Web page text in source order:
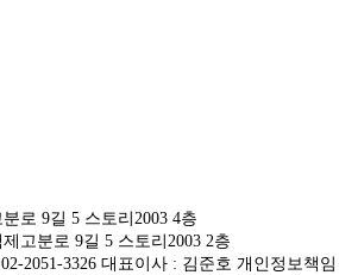
로 9길 5 스토리2003 4층
고분로 9길 5 스토리2003 2층
2051-3326 대표이사 : 김준호 개인정보책임